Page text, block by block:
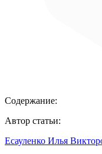
Содержание:
Автор статьи:
Есауленко Илья